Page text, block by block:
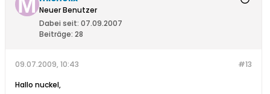
Neuer Benutzer
Dabei seit: 07.09.2007
Beiträge: 28
#13
09.07.2009, 10:43
Hallo nuckel,